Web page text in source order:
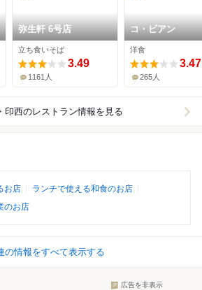
弥生軒 6号店
立ち食いそば
3.49
1161人
コ・ビアン
洋食
3.47
265人
印西のレストラン情報を見る
お店
ランチで使える和食のお店
のお店
の情報をすべて表示する
広告を非表示